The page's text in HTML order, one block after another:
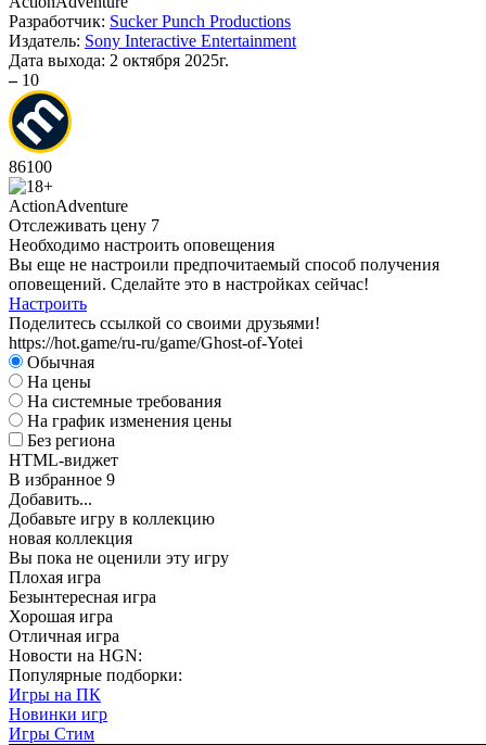
Разработчик: Sucker Punch Productions
Издатель: Sony Interactive Entertainment
Дата выхода: 2 октября 2025г.
– 10
86100
ActionAdventure
Отслеживать цену 7
Необходимо настроить оповещения
Вы еще не настроили предпочитаемый способ получения
оповещений. Сделайте это в настройках сейчас!
Настроить
Поделитесь ссылкой со своими друзьями!
https://hot.game/ru-ru/game/Ghost-of-Yotei
Обычная
На цены
На системные требования
На график изменения цены
Без региона
HTML-виджет
В избранное 9
Добавить...
Добавьте игру в коллекцию
новая коллекция
Вы пока не оценили эту игру
Плохая игра
Безынтересная игра
Хорошая игра
Отличная игра
Новости на HGN:
Популярные подборки:
Игры на ПК
Новинки игр
Игры Стим